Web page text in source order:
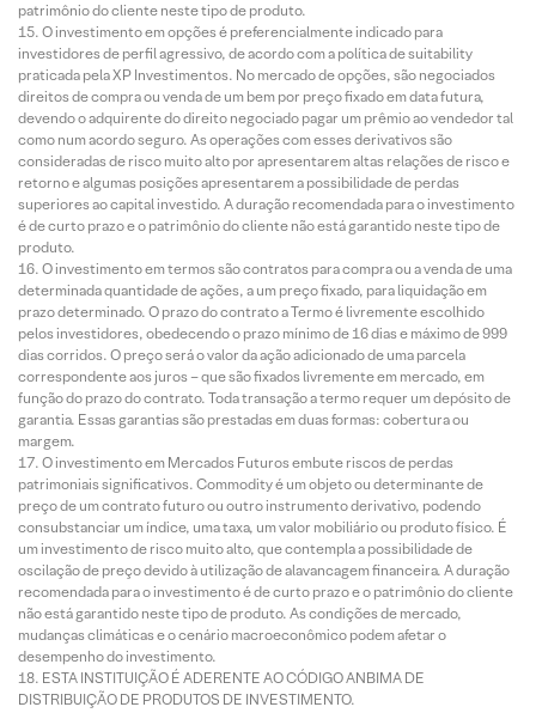
patrimônio do cliente neste tipo de produto.
O investimento em opções é preferencialmente indicado para
investidores de perfil agressivo, de acordo com a política de suitability
praticada pela XP Investimentos. No mercado de opções, são negociados
direitos de compra ou venda de um bem por preço fixado em data futura,
devendo o adquirente do direito negociado pagar um prêmio ao vendedor tal
como num acordo seguro. As operações com esses derivativos são
consideradas de risco muito alto por apresentarem altas relações de risco e
retorno e algumas posições apresentarem a possibilidade de perdas
superiores ao capital investido. A duração recomendada para o investimento
é de curto prazo e o patrimônio do cliente não está garantido neste tipo de
produto.
O investimento em termos são contratos para compra ou a venda de uma
determinada quantidade de ações, a um preço fixado, para liquidação em
prazo determinado. O prazo do contrato a Termo é livremente escolhido
pelos investidores, obedecendo o prazo mínimo de 16 dias e máximo de 999
dias corridos. O preço será o valor da ação adicionado de uma parcela
correspondente aos juros – que são fixados livremente em mercado, em
função do prazo do contrato. Toda transação a termo requer um depósito de
garantia. Essas garantias são prestadas em duas formas: cobertura ou
margem.
O investimento em Mercados Futuros embute riscos de perdas
patrimoniais significativos. Commodity é um objeto ou determinante de
preço de um contrato futuro ou outro instrumento derivativo, podendo
consubstanciar um índice, uma taxa, um valor mobiliário ou produto físico. É
um investimento de risco muito alto, que contempla a possibilidade de
oscilação de preço devido à utilização de alavancagem financeira. A duração
recomendada para o investimento é de curto prazo e o patrimônio do cliente
não está garantido neste tipo de produto. As condições de mercado,
mudanças climáticas e o cenário macroeconômico podem afetar o
desempenho do investimento.
ESTA INSTITUIÇÃO É ADERENTE AO CÓDIGO ANBIMA DE
DISTRIBUIÇÃO DE PRODUTOS DE INVESTIMENTO.